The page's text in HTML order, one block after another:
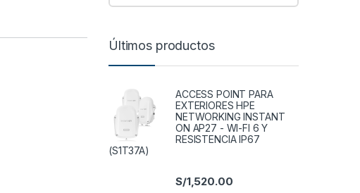
Últimos productos
ACCESS POINT PARA
EXTERIORES HPE
NETWORKING INSTANT
ON AP27 - WI-FI 6 Y
RESISTENCIA IP67
(S1T37A)
S/1,520.00